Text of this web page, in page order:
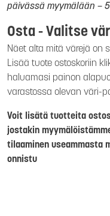
päivässä myymälään –
Osta - Valitse
Näet alta mitä värejä on
Lisää tuote ostoskoriin
haluamasi painon
varastossa olevan väri-
Voit lisätä tuotteita
jostakin
tilaaminen useammasta
onnistu